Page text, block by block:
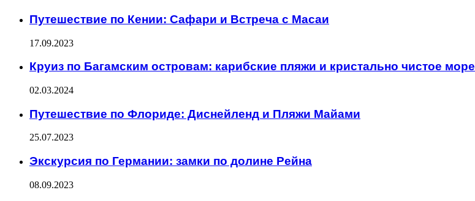
Путешествие по Кении: Сафари и Встреча с Масаи
17.09.2023
Круиз по Багамским островам: карибские пляжи и кристально чистое море
02.03.2024
Путешествие по Флориде: Диснейленд и Пляжи Майами
25.07.2023
Экскурсия по Германии: замки по долине Рейна
08.09.2023